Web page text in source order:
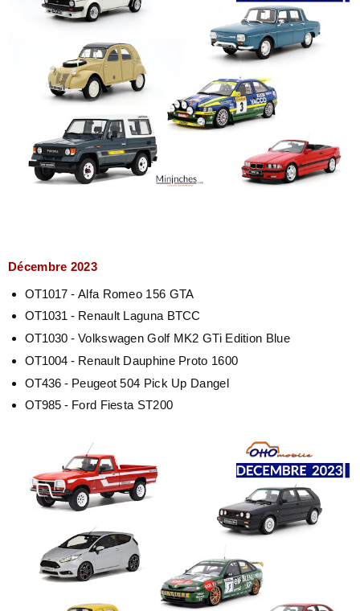
Décembre 2023
OT1017 - Alfa Romeo 156 GTA
OT1031 - Renault Laguna BTCC
OT1030 - Volkswagen Golf MK2 GTi Edition Blue
OT1004 - Renault Dauphine Proto 1600
OT436 - Peugeot 504 Pick Up Dangel
OT985 - Ford Fiesta ST200